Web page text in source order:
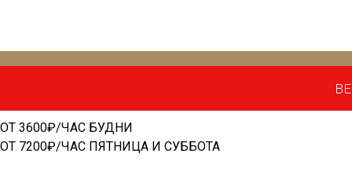
ОТ 3600₽/ЧАС БУДНИ
ОТ 7200₽/ЧАС ПЯТНИЦА И СУББОТА